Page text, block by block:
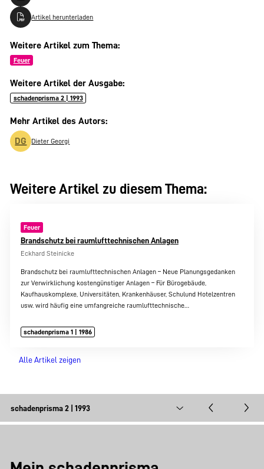
Artikel herunterladen
Weitere Artikel zum Thema:
Feuer
Weitere Artikel der Ausgabe:
schadenprisma 2 | 1993
Mehr Artikel des Autors:
DG Dieter Georgi
Weitere Artikel zu diesem Thema:
Feuer
Brandschutz bei raumlufttechnischen Anlagen
Eckhard Steinicke
Brandschutz bei raumlufttechnischen Anlagen – Neue Planungsgedanken
zur Verwirklichung kostengünstiger Anlagen – Für Bürogebäude,
Kaufhauskomplexe, Universitäten, Krankenhäuser, Schulund Hotelzentren
usw. wird häufig eine umfangreiche raumlufttechnische…
schadenprisma 1 | 1986
Alle Artikel zeigen